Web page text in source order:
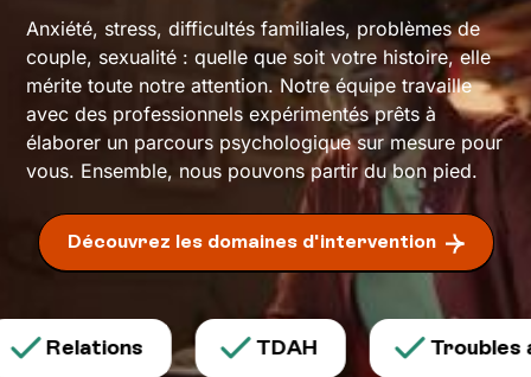
Anxiété, stress, difficultés familiales, problèmes de
couple, sexualité : quelle que soit votre histoire, elle
mérite toute notre attention. Notre équipe travaille
avec des professionnels expérimentés prêts à
élaborer un parcours psychologique sur mesure pour
vous. Ensemble, nous pouvons partir du bon pied.
Découvrez les domaines d'intervention
TDAH Troubles